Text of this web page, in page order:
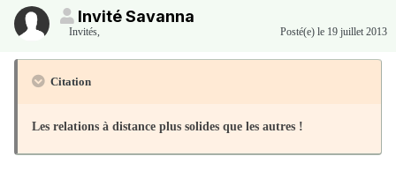
Invité Savanna
Invités Posté(e) le 19 juillet 2013
Citation
Les relations à distance plus solides que les autres !